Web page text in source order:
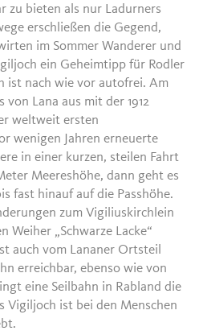
zu bieten als nur Ladurners
erschließen die Gegend,
im Sommer Wanderer und
ein Geheimtipp für Rodler
ist nach wie vor autofrei. Am
Lana aus mit der 1912
weltweit ersten
wenigen Jahren erneuerte
in einer kurzen, steilen Fahrt
Meereshöhe, dann geht es
fast hinauf auf die Passhöhe.
zum Vigiliuskirchlein
Weiher „Schwarze Lacke“
auch vom Lananer Ortsteil
erreichbar, ebenso wie von
eine Seilbahn in Rabland die
Vigiljoch ist bei den Menschen